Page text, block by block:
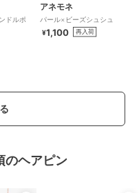
ドルポ
アネモネ
パール×ビーズシュシュ
¥1,100 再入荷
のヘアピン